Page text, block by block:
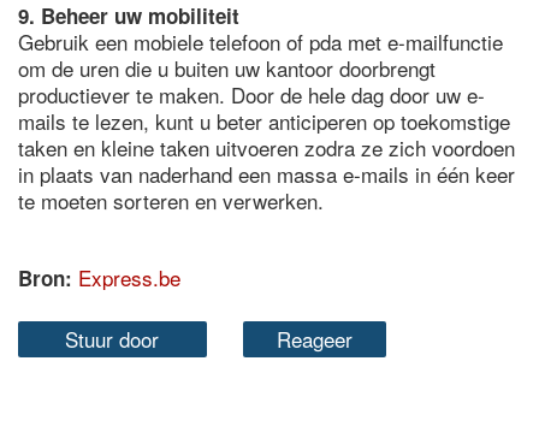
9. Beheer uw mobiliteit
Gebruik een mobiele telefoon of pda met e-mailfunctie
om de uren die u buiten uw kantoor doorbrengt
productiever te maken. Door de hele dag door uw e-
mails te lezen, kunt u beter anticiperen op toekomstige
taken en kleine taken uitvoeren zodra ze zich voordoen
in plaats van naderhand een massa e-mails in één keer
te moeten sorteren en verwerken.
Bron: Express.be
Stuur door Reageer